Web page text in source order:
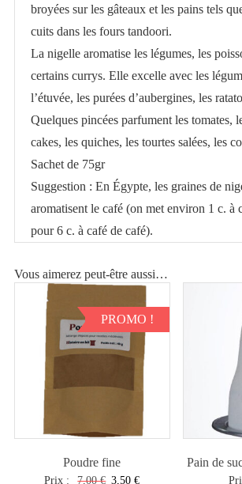
broyées sur les gâteaux et les pains tels
cuits dans les fours tandoori.
La nigelle aromatise les légumes, les
certains currys. Elle excelle avec les
l’étuvée, les purées d’aubergines, les
Quelques pincées parfument les tomates,
cakes, les quiches, les tourtes salées, les
Sachet de 75gr
Suggestion : En Égypte, les graines de
aromatisent le café (on met environ 1 c. à
pour 6 c. à café de café).
Vous aimerez peut-être aussi…
PROMO !
Poudre fine
Prix : 7,00€ Le
3,50€Le
Pain de